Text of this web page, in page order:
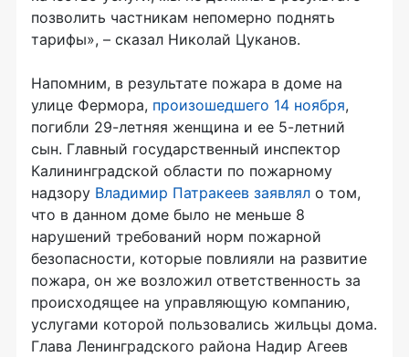
позволить частникам непомерно поднять
тарифы», – сказал Николай Цуканов.
Напомним, в результате пожара в доме на
улице Фермора, произошедшего 14 ноября,
погибли 29-летняя женщина и ее 5-летний
сын. Главный государственный инспектор
Калининградской области по пожарному
надзору Владимир Патракеев заявлял о том,
что в данном доме было не меньше 8
нарушений требований норм пожарной
безопасности, которые повлияли на развитие
пожара, он же возложил ответственность за
происходящее на управляющую компанию,
услугами которой пользовались жильцы дома.
Глава Ленинградского района Надир Агеев